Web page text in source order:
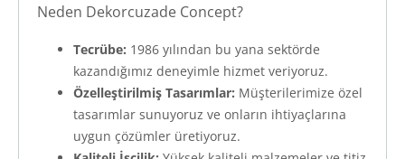
Neden Dekorcuzade Concept?
Tecrübe: 1986 yılından bu yana sektörde
kazandığımız deneyimle hizmet veriyoruz.
Özelleştirilmiş Tasarımlar: Müşterilerimize özel
tasarımlar sunuyoruz ve onların ihtiyaçlarına
uygun çözümler üretiyoruz.